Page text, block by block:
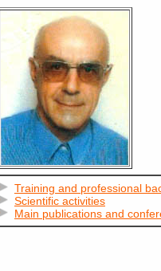
Training and professional
Scientific activities
Main publications and